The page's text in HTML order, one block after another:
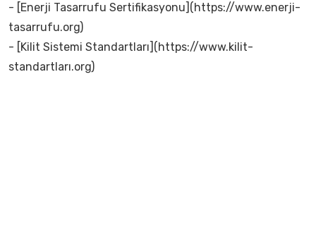
- [Enerji Tasarrufu Sertifikasyonu](https://www.enerji-
tasarrufu.org)
- [Kilit Sistemi Standartları](https://www.kilit-
standartları.org)